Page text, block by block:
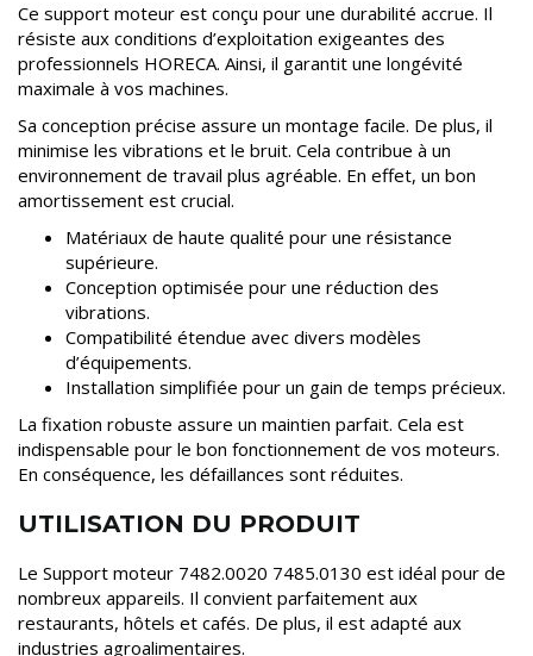
Ce support moteur est conçu pour une durabilité accrue. Il
résiste aux conditions d’exploitation exigeantes des
professionnels HORECA. Ainsi, il garantit une longévité
maximale à vos machines.
Sa conception précise assure un montage facile. De plus, il
minimise les vibrations et le bruit. Cela contribue à un
environnement de travail plus agréable. En effet, un bon
amortissement est crucial.
Matériaux de haute qualité pour une résistance
supérieure.
Conception optimisée pour une réduction des
vibrations.
Compatibilité étendue avec divers modèles
d’équipements.
Installation simplifiée pour un gain de temps précieux.
La fixation robuste assure un maintien parfait. Cela est
indispensable pour le bon fonctionnement de vos moteurs.
En conséquence, les défaillances sont réduites.
UTILISATION DU PRODUIT
Le Support moteur 7482.0020 7485.0130 est idéal pour de
nombreux appareils. Il convient parfaitement aux
restaurants, hôtels et cafés. De plus, il est adapté aux
industries agroalimentaires.